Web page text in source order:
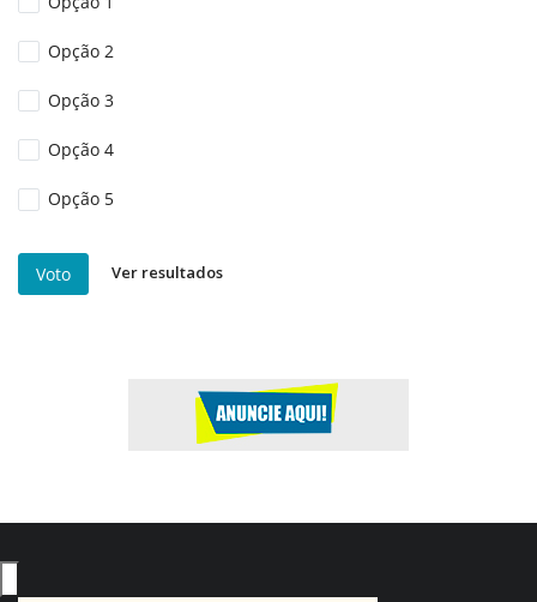
Opção 2
Opção 3
Opção 4
Opção 5
Voto Ver resultados